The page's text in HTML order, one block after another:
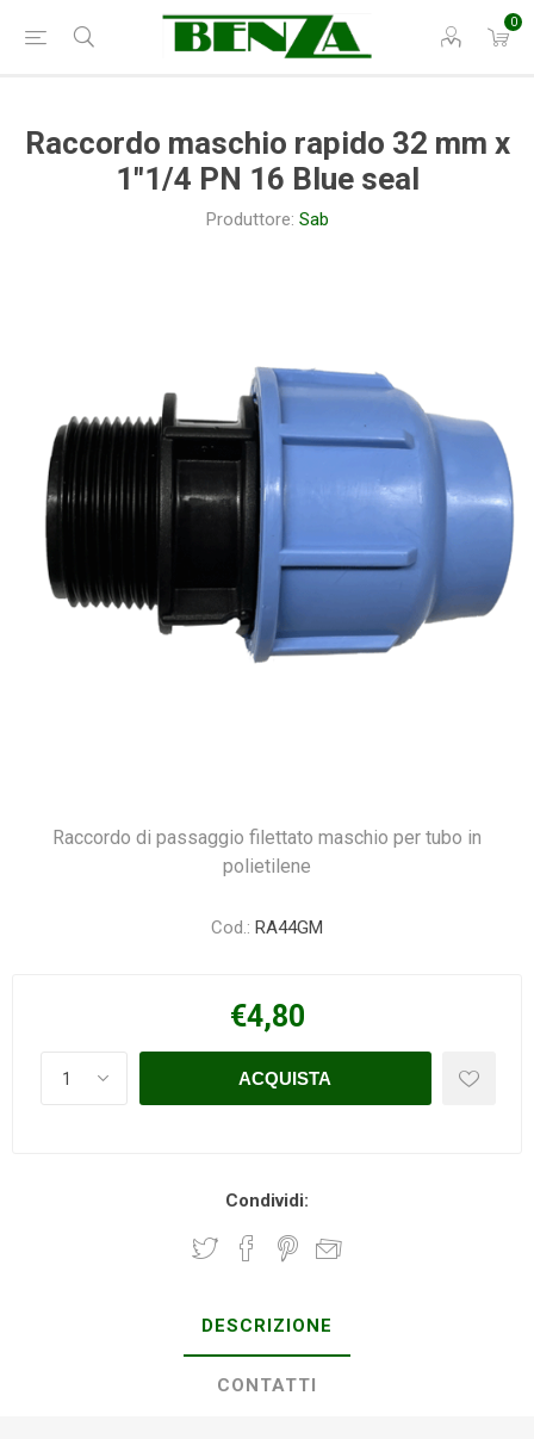
0
Raccordo maschio rapido 32 mm x
1"1/4 PN 16 Blue seal
Produttore: Sab
Raccordo di passaggio filettato maschio per tubo in
polietilene
Cod.: RA44GM
€4,80
Condividi:
DESCRIZIONE
CONTATTI